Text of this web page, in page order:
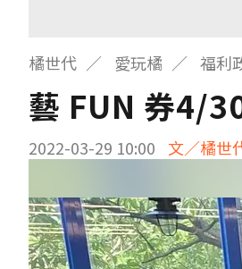
橘世代 愛玩橘 福利
藝 FUN 券4/
2022-03-29 10:00 文／橘世